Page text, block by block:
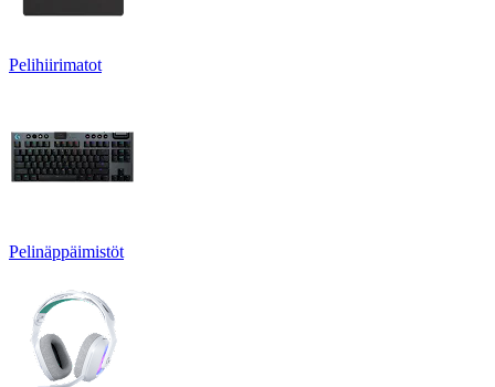
Pelihiirimatot
Pelinäppäimistöt